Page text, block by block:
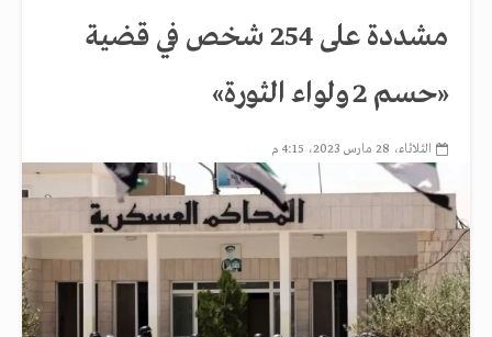
مشددة على 254 شخص في قضية
«حسم 2 ولواء الثورة»
الثلاثاء، 28 مارس 2023، 4:15 م